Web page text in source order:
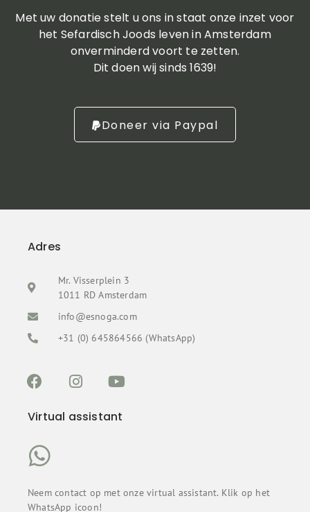
Met uw donatie stelt u ons in staat onze inzet voor
het Sefardisch Joods leven in Amsterdam
onverminderd voort te zetten.
Dit doen wij sinds 1639!
Doneer via Paypal
Adres
Mr. Visserplein 3
1011 RD Amsterdam
info@esnoga.com
+31 (0) 645864566 (WhatsApp)
Virtual assistant
Neem contact op met onze virtual assistant. Klik op het
WhatsApp icoon!